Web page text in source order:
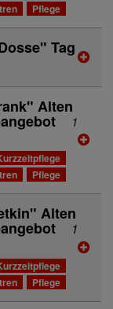
Pflege
Tag
Alten
1
Pflege
Alten
1
Pflege